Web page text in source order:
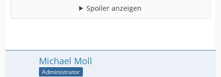
Spoiler anzeigen
Michael Moll
Administrator